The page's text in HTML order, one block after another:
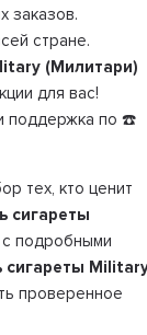
заказов.
стране.
(Милитари)
для вас!
поддержка по ☎️
тех, кто ценит
сигареты
с подробными
сигареты
проверенное